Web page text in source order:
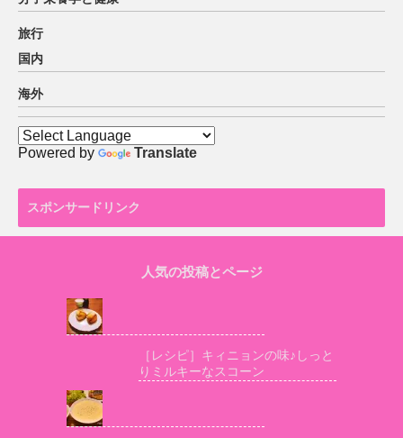
旅行
国内
海外
Powered by Translate
スポンサードリンク
人気の投稿とページ
［レシピ］キィニョンの味♪しっと
りミルキーなスコーン